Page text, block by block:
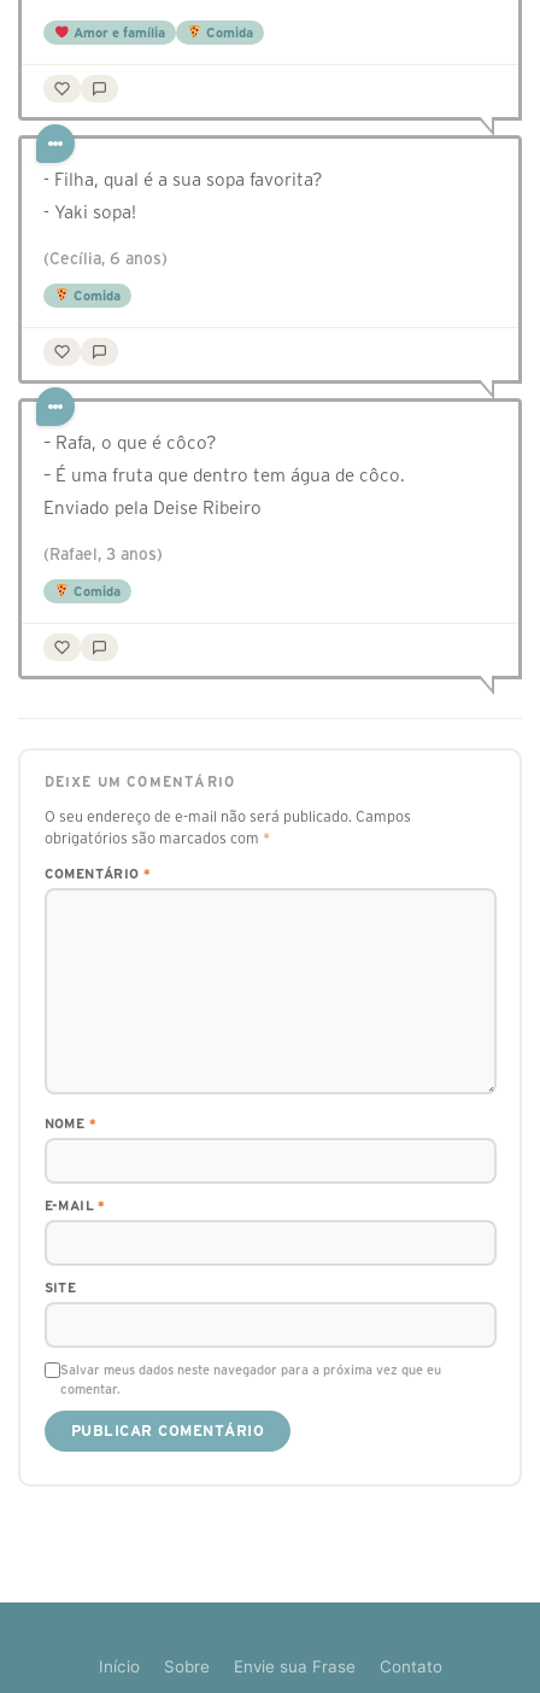
Amor e família Comida
- Filha, qual é a sua sopa favorita?
- Yaki sopa!
(Cecília, 6 anos)
Comida
– Rafa, o que é côco?
– É uma fruta que dentro tem água de côco.
Enviado pela Deise Ribeiro
(Rafael, 3 anos)
Comida
DEIXE UM COMENTÁRIO
O seu endereço de e-mail não será publicado. Campos
obrigatórios são marcados com *
COMENTÁRIO *
NOME *
E-MAIL*
SITE
Salvar meus dados neste navegador para a próxima vez que eu
comentar.
Início Sobre Envie sua Frase Contato